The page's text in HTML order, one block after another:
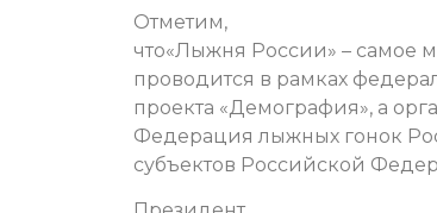
Отметим,
что«Лыжня России» – самое
проводится в рамках
проекта «Демография», а
Федерация лыжных гонок
субъектов Российской